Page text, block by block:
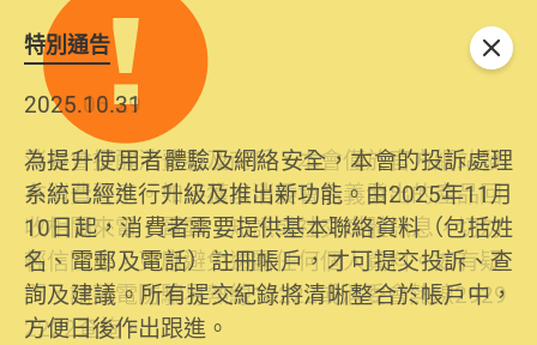
特別通告
2026.06.29
消委會提醒消費者及商戶，本會僅於官方網站發
布消費警示。如接獲以消委會名義發出的產品回
收相關來電、電郵、短訊或社交媒體訊息，切勿
輕信回應，更應避免透露任何個人資料。如有疑
問，請致電防騙易熱線18222或消委會熱線2929
2222查詢。
2025.10.31
為提升使用者體驗及網絡安全，本會的投訴處理
系統已經進行升級及推出新功能。由2025年11月
10日起，消費者需要提供基本聯絡資料（包括姓
名、電郵及電話）註冊帳戶，才可提交投訴、查
詢及建議。所有提交紀錄將清晰整合於帳戶中，
方便日後作出跟進。
關閉